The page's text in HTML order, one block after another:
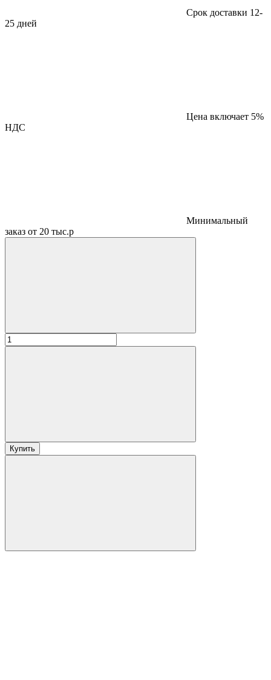
Срок доставки 12-
25 дней
Цена включает 5%
НДС
Минимальный
заказ от 20 тыс.р
Купить